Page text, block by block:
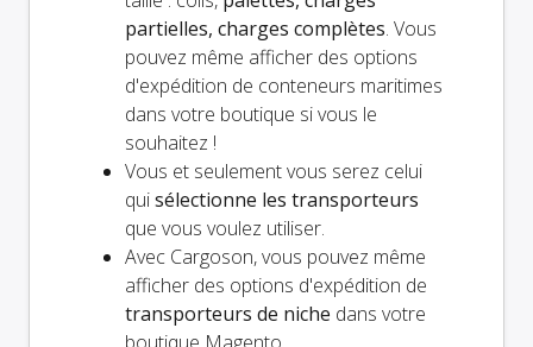
partielles, charges complètes. Vous
pouvez même afficher des options
d'expédition de conteneurs maritimes
dans votre boutique si vous le
souhaitez !
Vous et seulementvous serez celui
quisélectionne les transporteurs
que vous voulez utiliser.
Avec Cargoson, vous pouvez même
afficher des options d'expédition de
transporteurs de niche dans votre
boutique Magento.